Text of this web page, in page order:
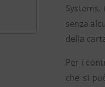
senza
della
Per i
che si